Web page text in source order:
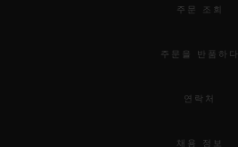
주문 조회
주문을 반품하다
연락처
채용 정보